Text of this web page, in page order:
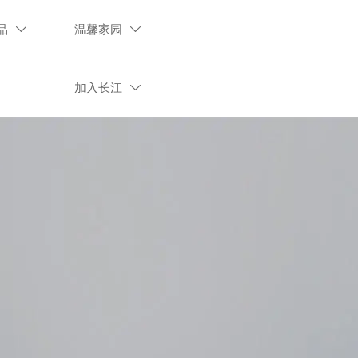
 温馨家园 
加入长江 